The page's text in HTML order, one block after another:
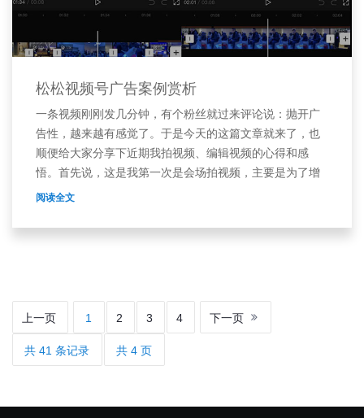
松松视频号广告案例赏析
一条视频刚刚发几分钟，有个粉丝就过来评论说：抛开广
告性，越来越有感觉了。于是今天的这篇文章就来了，也
顺便给大家分享下近期我拍视频、编辑视频的心得和感
悟。首先说，这是我第一次是会场拍视频，主要是为了增
加
阅读全文
上一页 1 2 3 4 下一页
共 41 条记录 共 4 页